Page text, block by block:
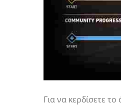
Για να κερδίσετε